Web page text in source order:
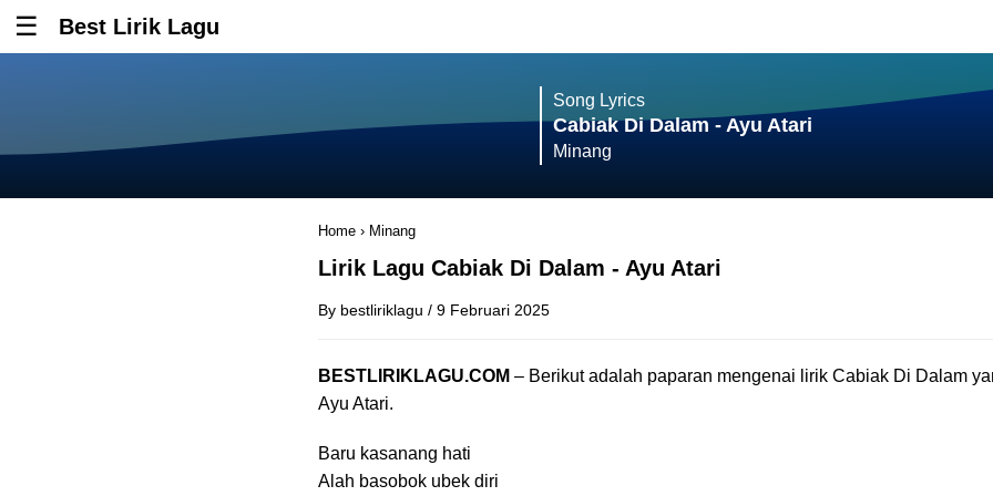
Tombol untuk membuka atau menutup menu
Best Lirik Lagu
Song Lyrics
Cabiak Di Dalam - Ayu Atari
Minang
Home › Minang
Lirik Lagu Cabiak Di Dalam - Ayu Atari
By bestliriklagu / 9 Februari 2025
BESTLIRIKLAGU.COM – Berikut adalah paparan mengenai lirik Cabiak Di Dalam
Ayu Atari.
Baru kasanang hati
Alah basobok ubek diri